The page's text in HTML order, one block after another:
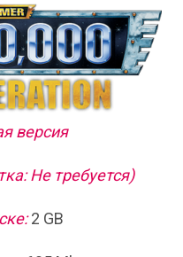
версия
Не требуется)
2 GB